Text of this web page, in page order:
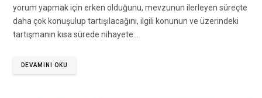
yorum yapmak için erken olduğunu, mevzunun ilerleyen süreçte
daha çok konuşulup tartışılacağını, ilgili konunun ve üzerindeki
tartışmanın kısa sürede nihayete…
DEVAMINI OKU